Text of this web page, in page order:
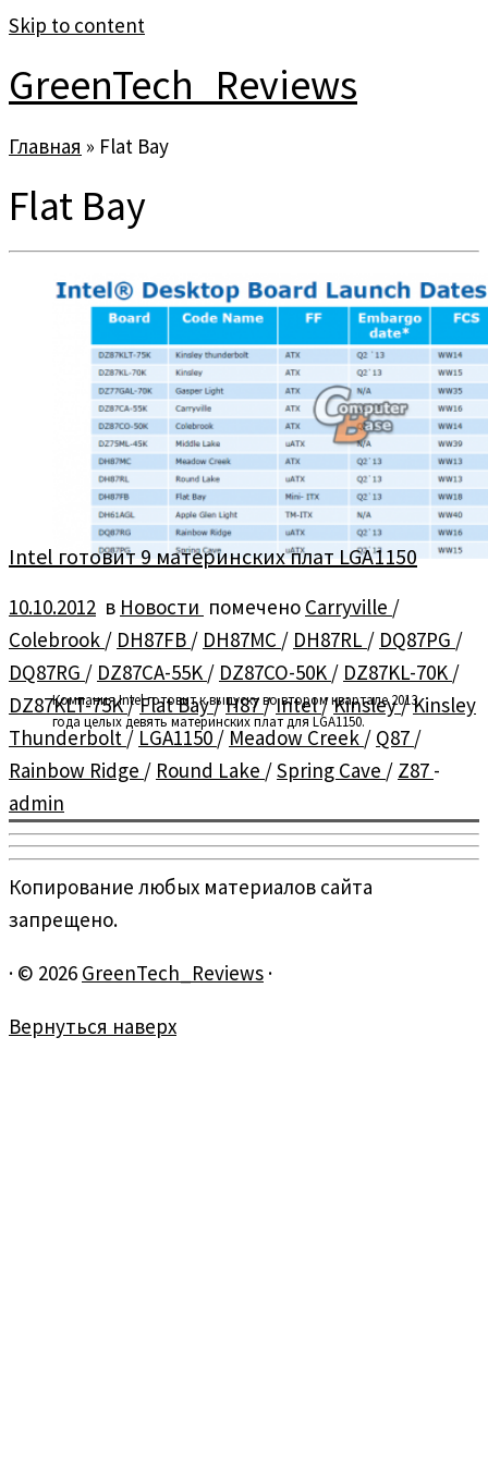
Skip to content
GreenTech_Reviews
Главная » Flat Bay
Flat Bay
Компания Intel готовит к выпуску во втором квартале 2013
года целых девять материнских плат для LGA1150.
Intel готовит 9 материнских плат LGA1150
10.10.2012 в Новости помечено Carryville /
Colebrook / DH87FB / DH87MC / DH87RL / DQ87PG /
DQ87RG / DZ87CA-55K / DZ87CO-50K / DZ87KL-70K /
DZ87KLT-75K/Flat Bay/H87/Intel/Kinsley/Kinsley
Thunderbolt / LGA1150 / Meadow Creek / Q87 /
Rainbow Ridge / Round Lake /Spring Cave / Z87 -
admin
Копирование любых материалов сайта
запрещено.
· © 2026 GreenTech_Reviews ·
Вернуться наверх